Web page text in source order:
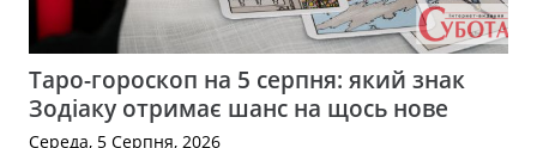
Таро-гороскоп на 5 серпня: який знак
Зодіаку отримає шанс на щось нове
Середа, 5 Серпня, 2026